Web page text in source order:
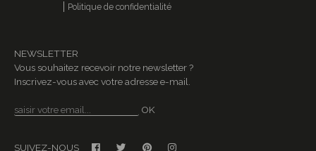
Politique de confidentialité
NEWSLETTER
Vous souhaitez recevoir notre newsletter ?
Inscrivez-vous avec votre adresse e-mail.
OK
SUIVEZ-NOUS